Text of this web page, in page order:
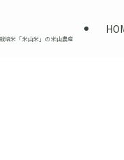
培米「米山米」の米山農産